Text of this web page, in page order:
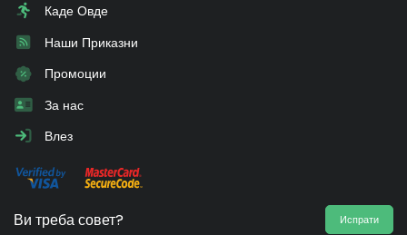
Каде Овде
Наши Приказни
Промоции
За нас
Влез
Ви треба совет? Испрати